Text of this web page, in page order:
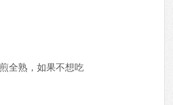
全熟，如果不想吃